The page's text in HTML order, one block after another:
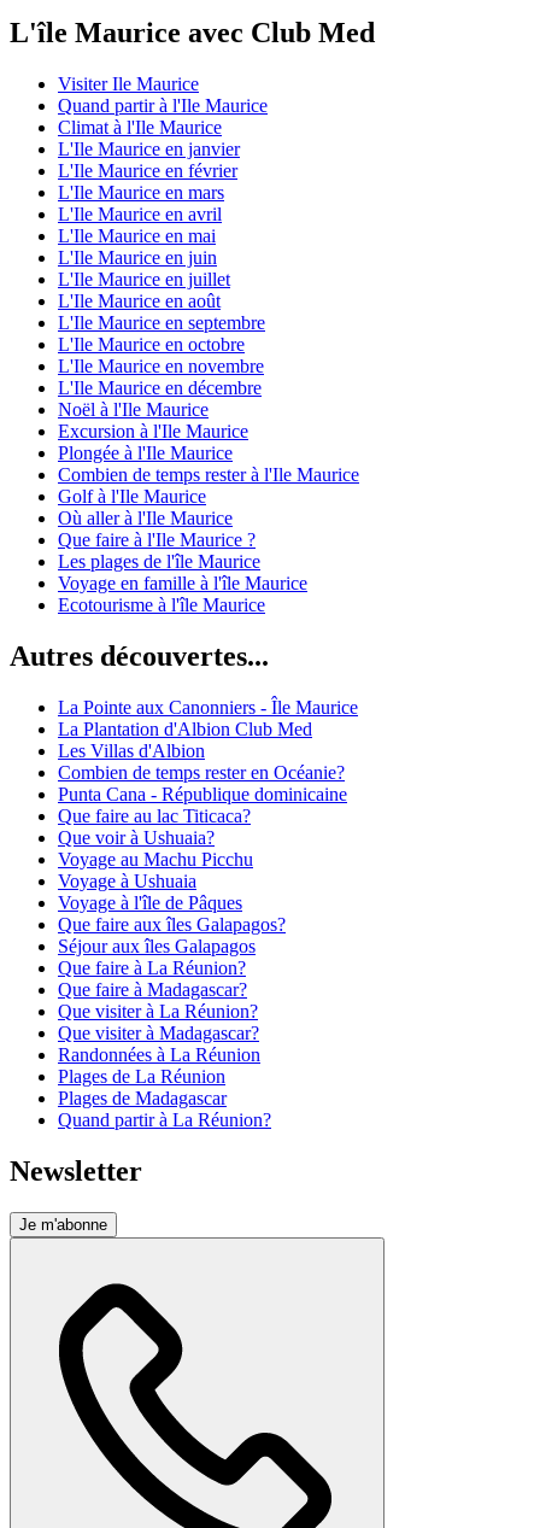
L'île Maurice avec Club Med
Visiter Ile Maurice
Quand partir à l'Ile Maurice
Climat à l'Ile Maurice
L'Ile Maurice en janvier
L'Ile Maurice en février
L'Ile Maurice en mars
L'Ile Maurice en avril
L'Ile Maurice en mai
L'Ile Maurice en juin
L'Ile Maurice en juillet
L'Ile Maurice en août
L'Ile Maurice en septembre
L'Ile Maurice en octobre
L'Ile Maurice en novembre
L'Ile Maurice en décembre
Noël à l'Ile Maurice
Excursion à l'Ile Maurice
Plongée à l'Ile Maurice
Combien de temps rester à l'Ile Maurice
Golf à l'Ile Maurice
Où aller à l'Ile Maurice
Que faire à l'Ile Maurice ?
Les plages de l'île Maurice
Voyage en famille à l'île Maurice
Ecotourisme à l'île Maurice
Autres découvertes...
La Pointe aux Canonniers - Île Maurice
La Plantation d'Albion Club Med
Les Villas d'Albion
Combien de temps rester en Océanie?
Punta Cana - République dominicaine
Que faire au lac Titicaca?
Que voir à Ushuaia?
Voyage au Machu Picchu
Voyage à Ushuaia
Voyage à l'île de Pâques
Que faire aux îles Galapagos?
Séjour aux îles Galapagos
Que faire à La Réunion?
Que faire à Madagascar?
Que visiter à La Réunion?
Que visiter à Madagascar?
Randonnées à La Réunion
Plages de La Réunion
Plages de Madagascar
Quand partir à La Réunion?
Newsletter
Je m'abonne